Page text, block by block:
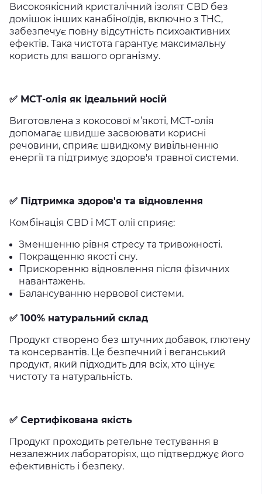
Високоякісний кристалічний ізолят CBD без
домішок інших канабіноїдів, включно з THC,
забезпечує повну відсутність психоактивних
ефектів. Така чистота гарантує максимальну
користь для вашого організму.
✅ МСТ-олія як ідеальний носій
Виготовлена з кокосової м’якоті, МСТ-олія
допомагає швидше засвоювати корисні
речовини, сприяє швидкому вивільненню
енергії та підтримує здоров'я травної системи.
✅ Підтримка здоров'я та відновлення
Комбінація CBD і MCT олії сприяє:
Зменшенню рівня стресу та тривожності.
Покращенню якості сну.
Прискоренню відновлення після фізичних
навантажень.
Балансуванню нервової системи.
✅ 100% натуральний склад
Продукт створено без штучних добавок, глютену
та консервантів. Це безпечний і веганський
продукт, який підходить для всіх, хто цінує
чистоту та натуральність.
✅ Сертифікована якість
Продукт проходить ретельне тестування в
незалежних лабораторіях, що підтверджує його
ефективність і безпеку.